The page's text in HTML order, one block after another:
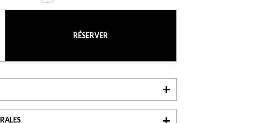
lac de Sainte-Croix. Temps libre au lac
/ Départ garanti à partir de 2 personnes
Tourisme à 9h
ans
conseillers en séjour de l'Office de Tourisme
RÉSERVER
Pour réserver